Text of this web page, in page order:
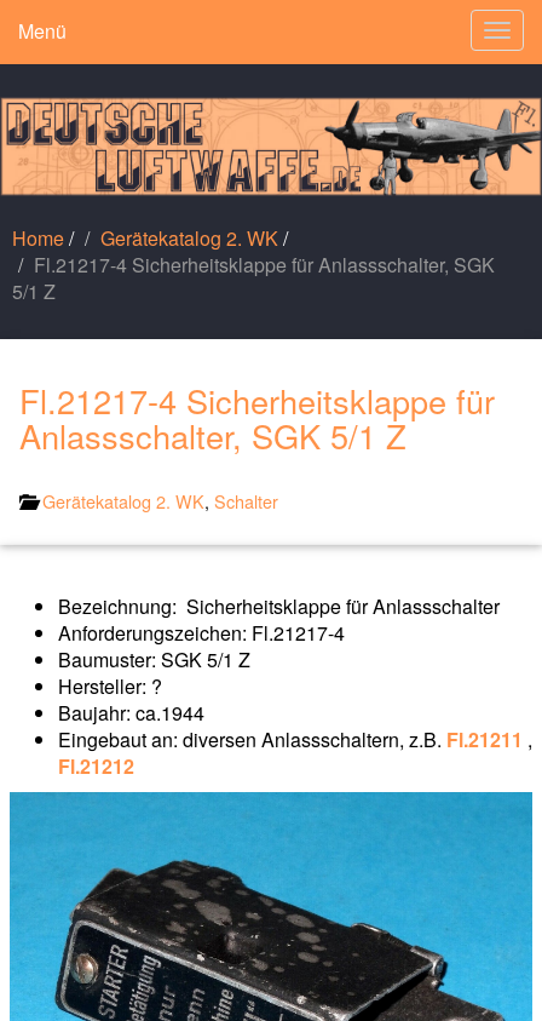
Menü
Home/ Gerätekatalog 2. WK/
Fl.21217-4 Sicherheitsklappe für Anlassschalter, SGK
5/1 Z
Fl.21217-4 Sicherheitsklappe für
Anlassschalter, SGK 5/1 Z
Gerätekatalog 2. WK, Schalter
Bezeichnung: Sicherheitsklappe für Anlassschalter
Anforderungszeichen: Fl.21217-4
Baumuster: SGK 5/1 Z
Hersteller: ?
Baujahr: ca.1944
Eingebaut an: diversen Anlassschaltern, z.B. Fl.21211 ,
Fl.21212